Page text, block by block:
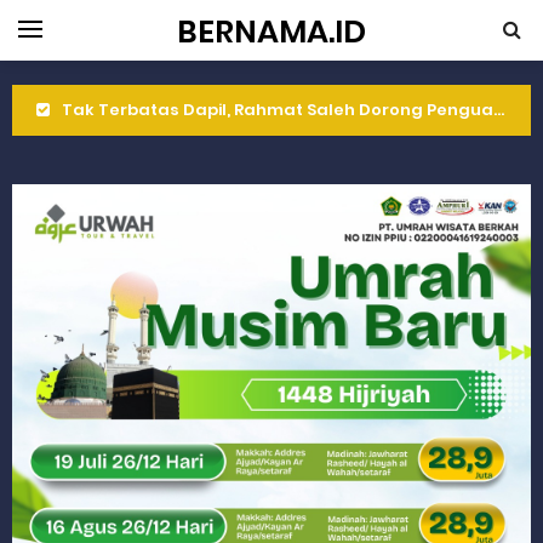
BERNAMA.ID
Rahmat Saleh Komitmen Penguatan Kapasitas Dai dan Akademisi
Gelar Musdalub, Ini Tujuan Partai Demokrat Sumbar
Wakili Gubernur Sumbar, Kabiro Kesra Hadiri dan Berikan Arahan pada MTQ Nasional ke-50 Tingkat Kec. Sungai Limau
RELIS KEJAKSAAN TINGGI SUMATERA BARAT
RELIS KEJAKSAAN TINGGI SUMATERA BARAT
RELIS KEJAKSAAN TINGGI SUMATERA BARAT
Peringati Hari Koperasi ke-79, Wagub Sumbar Dorong Koperasi Jadi Motor Penggerak Ekonomi Rakyat
Dilantik sebagai Ketua Umum Gema Keadilan, Rahmat Saleh Ajak Anak Muda Jadi Pemimpin Bangsa